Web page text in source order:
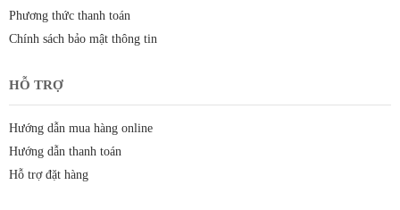
Phương thức thanh toán
Chính sách bảo mật thông tin
HỖ TRỢ
Hướng dẫn mua hàng online
Hướng dẫn thanh toán
Hỗ trợ đặt hàng